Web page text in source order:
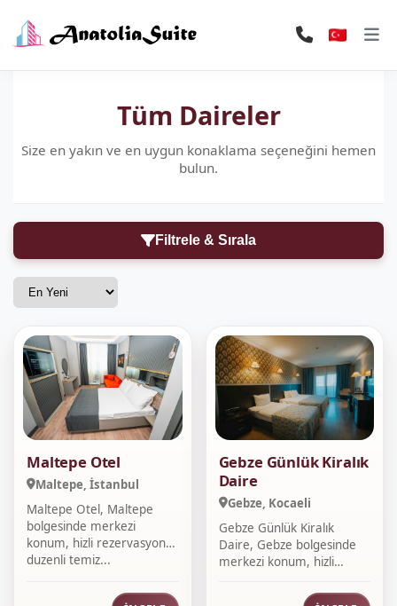
Tüm Daireler
Size en yakın ve en uygun konaklama seçeneğini hemen
bulun.
Filtrele & Sırala
Maltepe Otel
Maltepe, İstanbul
Maltepe Otel, Maltepe
bolgesinde merkezi
konum, hizli rezervasyon,
duzenli temiz...
Gebze Günlük Kiralık
Daire
Gebze, Kocaeli
Gebze Günlük Kiralık
Daire, Gebze bolgesinde
merkezi konum, hizli